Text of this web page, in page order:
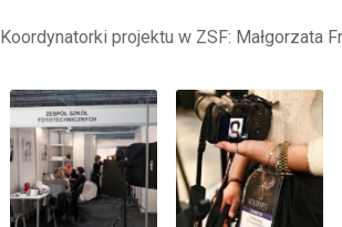
Koordynatorki projektu w ZSF: Małgorzata